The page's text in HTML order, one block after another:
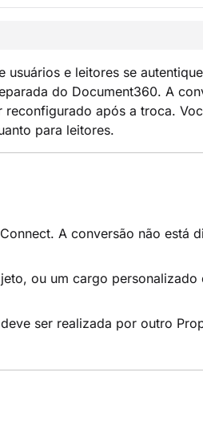
e leitores se
do Document360. A
reconfigurado após a troca.
para leitores.
A conversão não está
ou um cargo personalizado
ser realizada por outro